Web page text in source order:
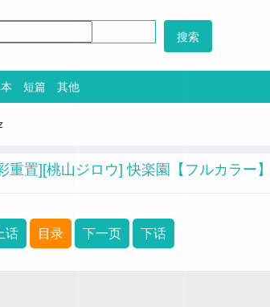
短篇 其他
置][桃山ジロウ] 快楽園【フルカラー
上话 目录 下一页 下话